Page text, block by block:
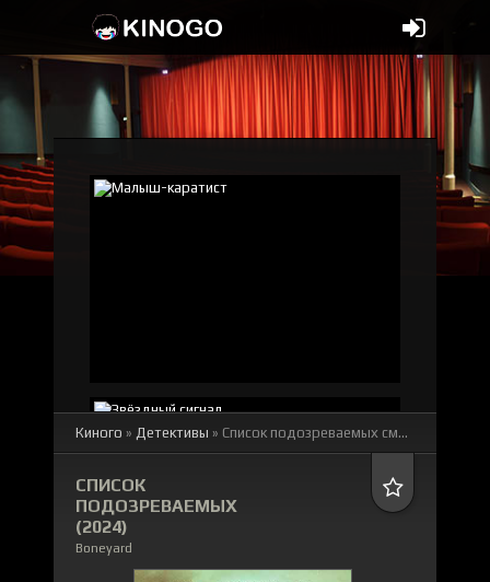
Киного » Детективы » Список подозреваемых смотреть онлайн бесплатно
СПИСОК
ПОДОЗРЕВАЕМЫХ
(2024)
Boneyard